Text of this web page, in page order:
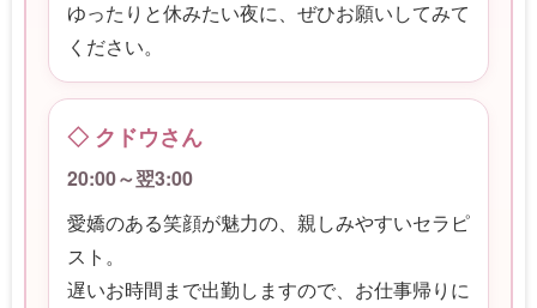
ゆったりと休みたい夜に、ぜひお願いしてみて
ください。
◇ クドウさん
20:00～翌3:00
愛嬌のある笑顔が魅力の、親しみやすいセラピ
スト。
遅いお時間まで出勤しますので、お仕事帰りに